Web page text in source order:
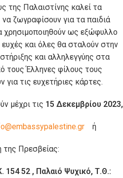
της Παλαιστίνης καλεί τα
ζωγραφίσουν για τα παιδιά
χρησιμοποιηθούν ως εξώφυλλο
ευχές και όλες θα σταλούν στην
και αλληλεγγύης στα
τους Έλληνες φίλους τους
για τις ευχετήριες κάρτες.
μέχρι τις 15 Δεκεμβρίου 2023,
ή
της Πρεσβείας:
52 , Παλαιό Ψυχικό, Τ.Θ.: